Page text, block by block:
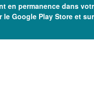
en permanence dans
le Google Play Store et